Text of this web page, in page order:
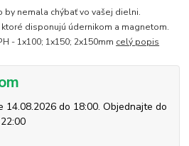
by nemala chýbať vo vašej dielni.
disponujú údernikom a magnetom.
- 1x100; 1x150; 2x150mm celý popis
14.08.2026 do 18:00. Objednajte do